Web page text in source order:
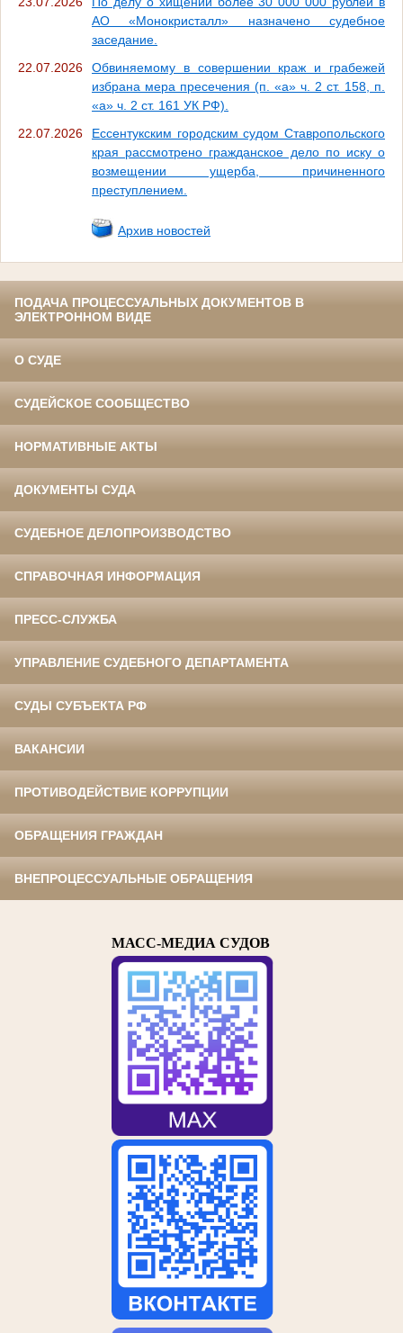
АО «Монокристалл» назначено судебное
заседание.
22.07.2026
Обвиняемому в совершении краж и грабежей
избрана мера пресечения (п. «а» ч. 2 ст. 158, п.
«а» ч. 2 ст. 161 УК РФ).
22.07.2026
Ессентукским городским судом Ставропольского
края рассмотрено гражданское дело по иску о
возмещении ущерба, причиненного
преступлением.
Архив новостей
ПОДАЧА ПРОЦЕССУАЛЬНЫХ ДОКУМЕНТОВ В
ЭЛЕКТРОННОМ ВИДЕ
О СУДЕ
СУДЕЙСКОЕ СООБЩЕСТВО
НОРМАТИВНЫЕ АКТЫ
ДОКУМЕНТЫ СУДА
СУДЕБНОЕ ДЕЛОПРОИЗВОДСТВО
СПРАВОЧНАЯ ИНФОРМАЦИЯ
ПРЕСС-СЛУЖБА
УПРАВЛЕНИЕ СУДЕБНОГО ДЕПАРТАМЕНТА
СУДЫ СУБЪЕКТА РФ
ВАКАНСИИ
ПРОТИВОДЕЙСТВИЕ КОРРУПЦИИ
ОБРАЩЕНИЯ ГРАЖДАН
ВНЕПРОЦЕССУАЛЬНЫЕ ОБРАЩЕНИЯ
МАСС-МЕДИА СУДОВ